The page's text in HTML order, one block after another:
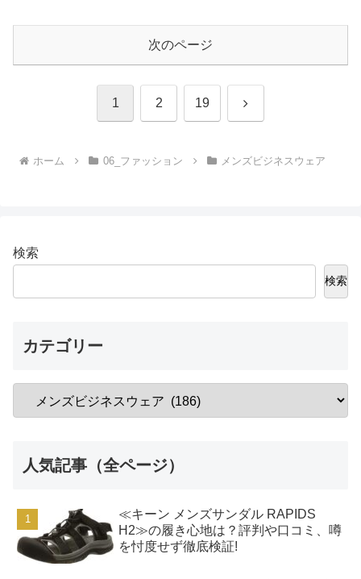
次のページ
1 2 19 次
ホーム 06_ファッション メンズビジネスウェア
検索
検索
カテゴリー
人気記事（全ページ）
≪キーン メンズサンダル RAPIDS
H2≫の履き心地は？評判や口コミ、噂
を忖度せず徹底検証!